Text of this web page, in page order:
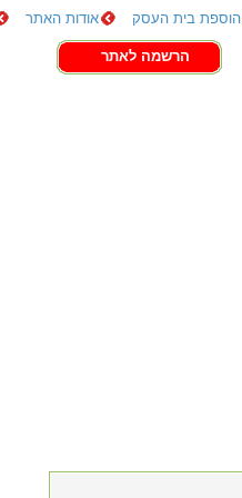
הוספת בית העסק אודות האתר
הרשמה לאתר